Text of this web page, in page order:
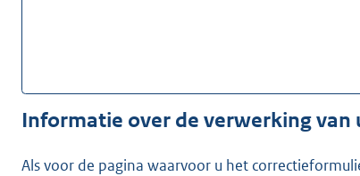
Informatie over de verwerking van
Als voor de pagina waarvoor u het